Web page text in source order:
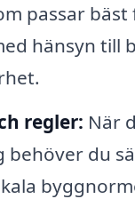
passar
hänsyn till
regler: När
behöver du